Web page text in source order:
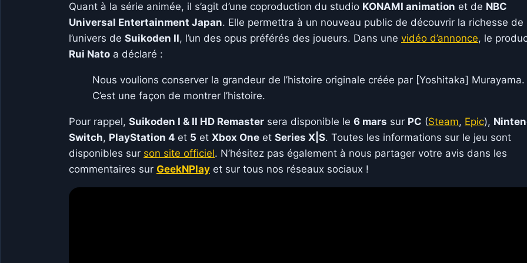
Quant à la série animée, il s’agit d’une coproduction du studio KONAMI animation et de NBC
Universal Entertainment Japan. Elle permettra à un nouveau public de découvrir la richesse de
l’univers de Suikoden II, l’un des opus préférés des joueurs. Dans une vidéo d’annonce, le
Rui Nato a déclaré :
Nous voulions conserver la grandeur de l’histoire originale créée par [Yoshitaka] Murayama.
C’est une façon de montrer l’histoire.
Pour rappel, Suikoden I & II HD Remaster sera disponible le 6 mars sur PC (Steam, Epic),
Switch, PlayStation 4 et 5 et Xbox One et Series X|S. Toutes les informations sur le jeu sont
disponibles sur son site officiel. N’hésitez pas également à nous partager votre avis dans les
commentaires sur GeekNPlay et sur tous nos réseaux sociaux !